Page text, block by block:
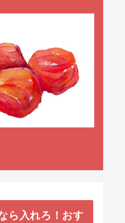
ら入れろ！おす